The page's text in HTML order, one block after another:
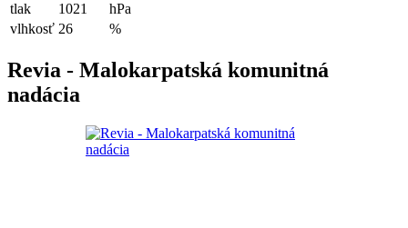
tlak
1021
hPa
vlhkosť 26 %
Revia - Malokarpatská komunitná
nadácia